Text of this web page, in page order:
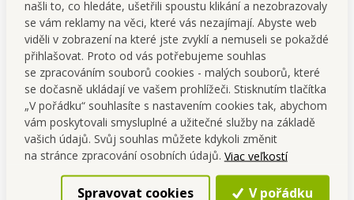
našli to, co hledáte, ušetřili spoustu klikání a nezobrazovaly
se vám reklamy na věci, které vás nezajímají. Abyste web
viděli v zobrazení na které jste zvyklí a nemuseli se pokaždé
přihlašovat. Proto od vás potřebujeme souhlas
se zpracováním souborů cookies - malých souborů, které
se dočasně ukládají ve vašem prohlížeči. Stisknutím tlačítka
„V pořádku“ souhlasíte s nastavením cookies tak, abychom
vám poskytovali smysluplné a užitečné služby na základě
vašich údajů. Svůj souhlas můžete kdykoli změnit
na stránce zpracování osobních údajů. Viac veľkostí
Spravovat cookies V pořádku